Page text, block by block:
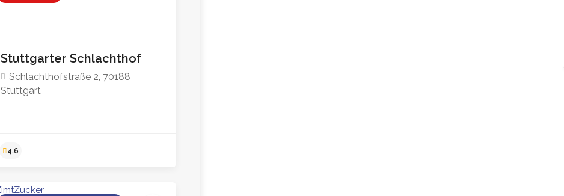
Stuttgarter Schlachthof
Schlachthofstraße 2, 70188
Stuttgart